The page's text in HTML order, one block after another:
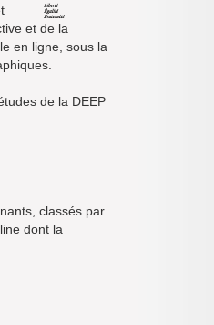
et de la
en ligne, sous la
de la DEEP
classés par
dont la